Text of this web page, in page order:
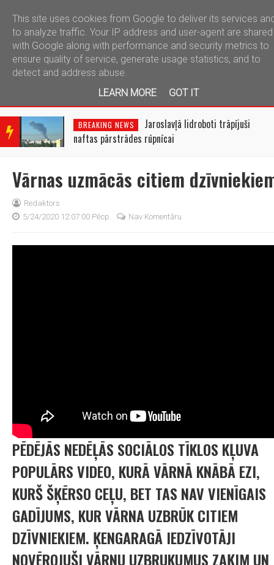
telegram
BRE
AKIN
NEW
BREAKING NEWS
Jaroslavļā lidroboti trāpījuši
naftas pārstrādes rūpnīcai
Vārnas uzmācās citiem
Redaktors
5/24/2020 12:07:00 Pēcp.
Nav Komentāru
PĒDĒJĀS NEDĒĻĀS SOCIĀLOS TĪKLOS KĻUVA
POPULĀRS VIDEO, KURĀ VĀRNĀ KNĀBĀ EZI,
KURŠ ŠĶĒRSO CEĻU, BET TAS NAV VIENĪGAIS
GADĪJUMS, KUR VĀRNA UZBRŪK CITIEM
DZĪVNIEKIEM. ĶENGARAGĀ IEDZĪVOTĀJI
NOVĒROJUŠI VĀRNU UZBRUKUMUS ZAĶIM UN
This site uses cookies from Google to deliver its services
to analyze traffic. Your IP address and user-agent are shared
with Google along with performance and security metrics to
ensure quality of service, generate usage statistics, and to
detect and address abuse.
LEARN MORE
GOT IT